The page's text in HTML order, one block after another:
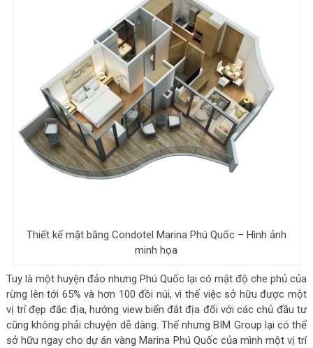
Thiết kế mặt bằng Condotel Marina Phú Quốc – Hình ảnh
minh họa
Tuy là một huyện đảo nhưng Phú Quốc lại có mật độ che phủ của
rừng lên tới 65% và hơn 100 đồi núi, vì thế việc sở hữu được một
vị trí đẹp đắc địa, hướng view biển đắt địa đối với các chủ đầu tư
cũng không phải chuyện dễ dàng. Thế nhưng BIM Group lại có thể
sở hữu ngay cho dự án vàng Marina Phú Quốc của mình một vị trí